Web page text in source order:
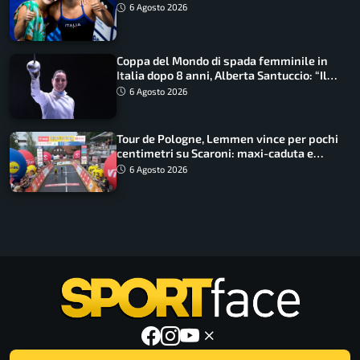
metri
6 Agosto 2026
Coppa del Mondo di spada femminile in
Italia dopo 8 anni, Alberta Santuccio: “Il
lavoro dà sempre i suoi frutti”
6 Agosto 2026
Tour de Pologne, Lemmen vince per pochi
centimetri su Scaroni: maxi-caduta e
tappa accorciata
6 Agosto 2026